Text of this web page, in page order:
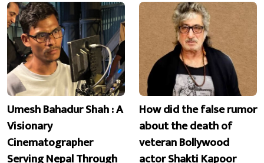
Umesh Bahadur Shah : A
Visionary
Cinematographer
Serving Nepal Through
How did the false rumor
about the death of
veteran Bollywood
actor Shakti Kapoor